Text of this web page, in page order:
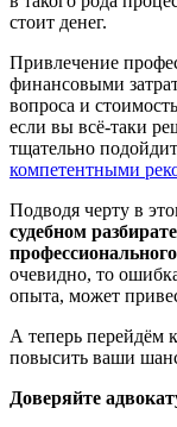
стоит денег.
Привлечение
финансовыми
вопроса и
если вы всё-таки
тщательно
компетентными
Подводя черту в
судебном
очевидно, то
опыта, может
А теперь перейдём
повысить ваши
Доверяйте